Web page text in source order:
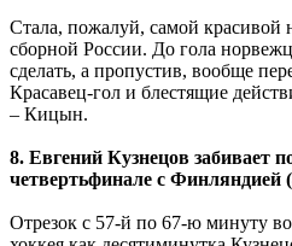
Стала, пожалуй, самой красивой
сборной России. До гола
сделать, а пропустив, вообще
Красавец-гол и блестящие
– Кицын.
8. Евгений Кузнецов забивает
четвертьфинале с Финляндией
Отрезок с 57-й по 67-ю минуту